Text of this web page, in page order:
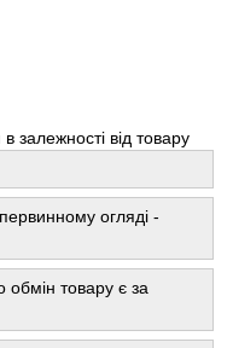
залежності від товару
огляді -
товару є за